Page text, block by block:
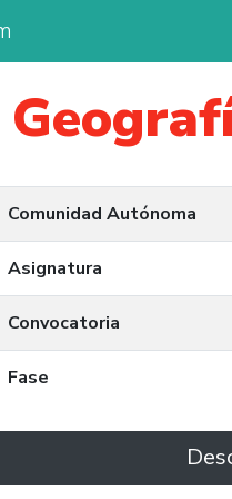
Comunidad Autónoma
Asignatura
Convocatoria
Fase